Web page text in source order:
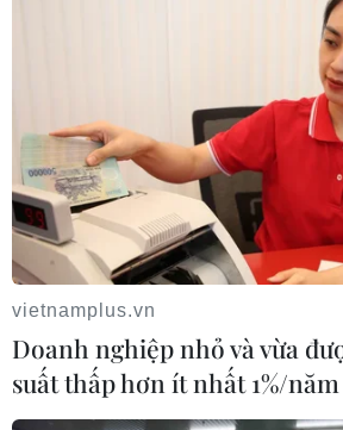
Lâm Đồng xử lý căn cơ các tồn
bảo vệ rừng
10/08/2026 07:44
vietnamplus.vn
Doanh nghiệp nhỏ và vừa
suất thấp hơn ít nhất 1%/năm